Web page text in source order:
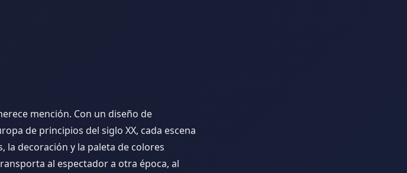
mención. Con un diseño de
de principios del siglo XX, cada escena
la decoración y la paleta de colores
al espectador a otra época, al